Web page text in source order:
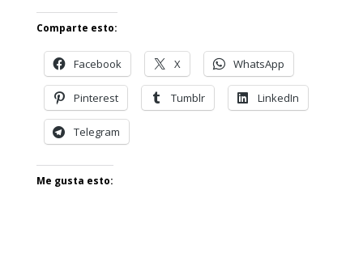
Comparte esto:
Facebook X WhatsApp
Pinterest Tumblr LinkedIn
Telegram
Me gusta esto: